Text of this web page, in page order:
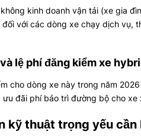
kinh doanh vận tải (xe gia
với các dòng xe chạy dịch vụ,
lệ phí đăng kiểm xe
cho dòng xe này trong năm
đãi phí bảo trì đường bộ cho
kỹ thuật trọng yếu